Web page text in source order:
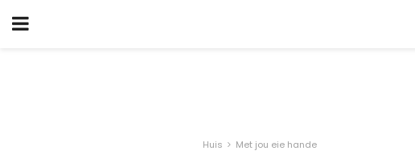
Huis Met jou eie hande